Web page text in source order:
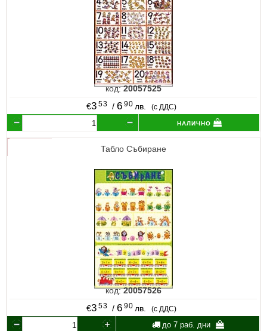
код:20057525
€3 53 / 6 90 лв. (с ДДС)
налично
Табло Събиране
код:20057526
€3 53 / 6 90 лв. (с ДДС)
до 7 раб. дни